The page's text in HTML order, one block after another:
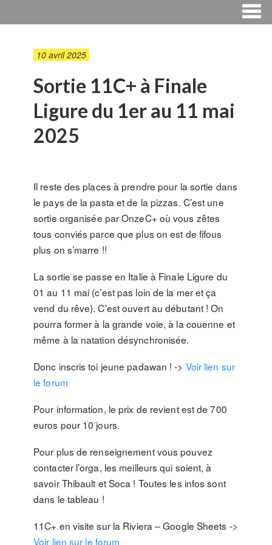
10 avril 2025
Sortie 11C+ à Finale
Ligure du 1er au 11 mai
2025
Il reste des places à prendre pour la sortie dans
le pays de la pasta et de la pizzas. C’est une
sortie organisée par OnzeC+ où vous zêtes
tous conviés parce que plus on est de fifous
plus on s’marre !!
La sortie se passe en Italie à Finale Ligure du
01 au 11 mai (c’est pas loin de la mer et ça
vend du rêve). C’est ouvert au débutant ! On
pourra former à la grande voie, à la couenne et
même à la natation désynchronisée.
Donc inscris toi jeune padawan ! -> Voir lien sur
le forum
Pour information, le prix de revient est de 700
euros pour 10 jours.
Pour plus de renseignement vous pouvez
contacter l’orga, les meilleurs qui soient, à
savoir Thibault et Soca ! Toutes les infos sont
dans le tableau !
11C+ en visite sur la Riviera – Google Sheets ->
Voir lien sur le forum